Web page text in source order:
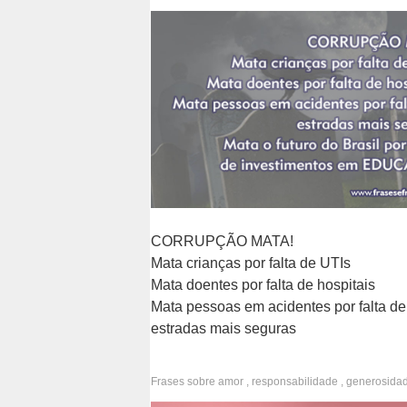
CORRUPÇÃO MATA!
Mata crianças por falta de UTIs
Mata doentes por falta de hospitais
Mata pessoas em acidentes por falta de
estradas mais seguras
Frases sobre amor, responsabilidade ,